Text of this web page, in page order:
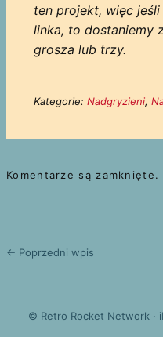
ten projekt, więc
linka, to dostaniemy
grosza lub trzy.
Kategorie: Nadgryzieni,
Komentarze są zamknięte.
← Poprzedni wpis
© Retro Rocket Network·